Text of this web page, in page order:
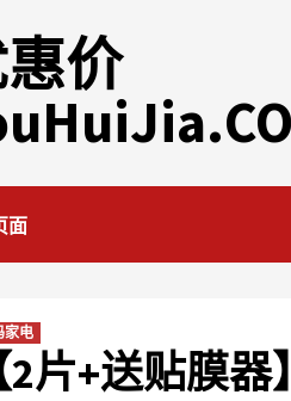
价
面
家电
2片+送贴膜